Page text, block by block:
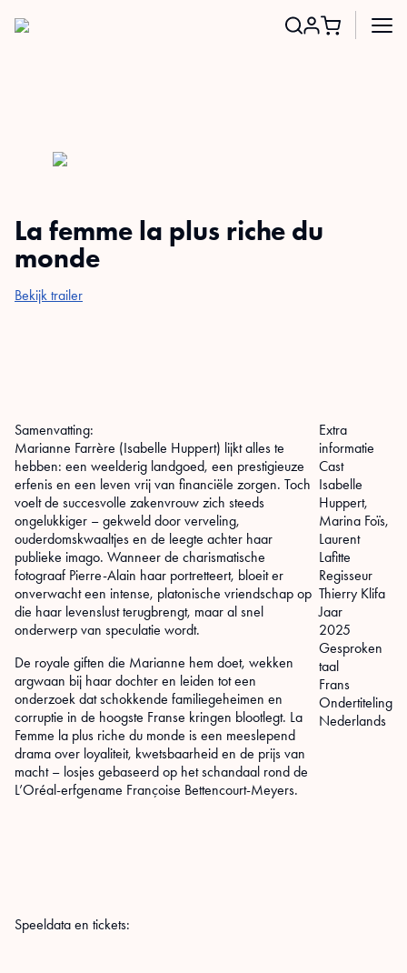
La femme la plus riche du
monde
Bekijk trailer
Samenvatting:
Marianne Farrère (Isabelle Huppert) lijkt alles te
hebben: een weelderig landgoed, een prestigieuze
erfenis en een leven vrij van financiële zorgen. Toch
voelt de succesvolle zakenvrouw zich steeds
ongelukkiger – gekweld door verveling,
ouderdomskwaaltjes en de leegte achter haar
publieke imago. Wanneer de charismatische
fotograaf Pierre-Alain haar portretteert, bloeit er
onverwacht een intense, platonische vriendschap op
die haar levenslust terugbrengt, maar al snel
onderwerp van speculatie wordt.
De royale giften die Marianne hem doet, wekken
argwaan bij haar dochter en leiden tot een
onderzoek dat schokkende familiegeheimen en
corruptie in de hoogste Franse kringen blootlegt. La
Femme la plus riche du monde is een meeslepend
drama over loyaliteit, kwetsbaarheid en de prijs van
macht – losjes gebaseerd op het schandaal rond de
L’Oréal-erfgename Françoise Bettencourt-Meyers.
Extra
informatie
Cast
Isabelle
Huppert,
Marina Foïs,
Laurent
Lafitte
Regisseur
Thierry Klifa
Jaar
2025
Gesproken
taal
Frans
Ondertiteling
Nederlands
Speeldata en tickets: